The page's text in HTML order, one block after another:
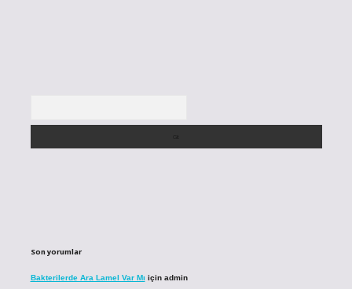
Son yorumlar
Bakterilerde Ara Lamel Var Mı için admin